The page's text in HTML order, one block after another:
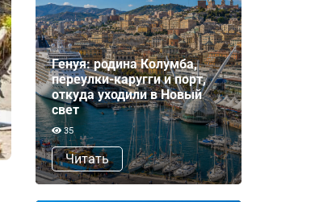
Генуя: родина Колумба,
переулки-каругги и порт,
откуда уходили в Новый
свет
35
Читать